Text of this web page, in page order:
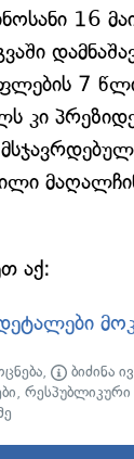
16
7
კი
აქ:
დეტალები
, ბიძინა
, რესპუბლიკური